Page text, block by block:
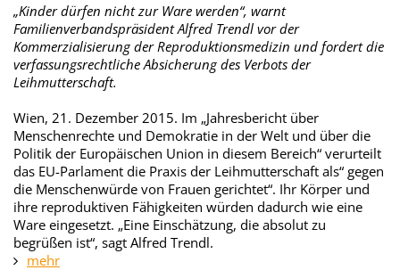
„Kinder dürfen nicht zur Ware werden“, warnt
Familienverbandspräsident Alfred Trendl vor der
Kommerzialisierung der Reproduktionsmedizin und fordert die
verfassungsrechtliche Absicherung des Verbots der
Leihmutterschaft.
Wien, 21. Dezember 2015. Im „Jahresbericht über
Menschenrechte und Demokratie in der Welt und über die
Politik der Europäischen Union in diesem Bereich“ verurteilt
das EU-Parlament die Praxis der Leihmutterschaft als“ gegen
die Menschenwürde von Frauen gerichtet“. Ihr Körper und
ihre reproduktiven Fähigkeiten würden dadurch wie eine
Ware eingesetzt. „Eine Einschätzung, die absolut zu
begrüßen ist“, sagt Alfred Trendl.
mehr